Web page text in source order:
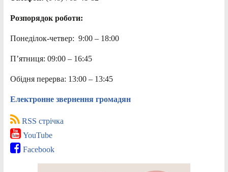
Розпорядок роботи:
Понеділок-четвер: 9:00 – 18:00
П’ятниця: 09:00 – 16:45
Обідня перерва: 13:00 – 13:45
Електронне звернення громадян
RSS стрічка
YouTube
Facebook